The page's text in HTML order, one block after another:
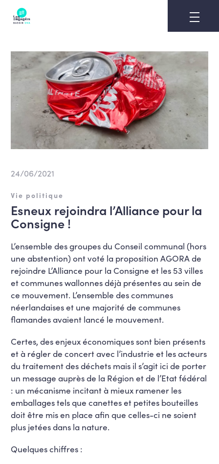
24/06/2021
Vie politique
Esneux rejoindra l’Alliance pour la
Consigne !
L’ensemble des groupes du Conseil communal (hors
une abstention) ont voté la proposition AGORA de
rejoindre L’Alliance pour la Consigne et les 53 villes
et communes wallonnes déjà présentes au sein de
ce mouvement. L’ensemble des communes
néerlandaises et une majorité de communes
flamandes avaient lancé le mouvement.
Certes, des enjeux économiques sont bien présents
et à régler de concert avec l’industrie et les acteurs
du traitement des déchets mais il s’agit ici de porter
un message auprès de la Région et de l’Etat fédéral
: un mécanisme incitant à mieux ramener les
emballages tels que canettes et petites bouteilles
doit être mis en place afin que celles-ci ne soient
plus jetées dans la nature.
Quelques chiffres :